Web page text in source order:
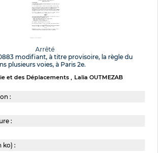
Arrêté
modifiant, à titre provisoire, la règle du
plusieurs voies, à Paris 2e.
et des Déplacements Lalia OUTMEZAB
:
:
ko) :